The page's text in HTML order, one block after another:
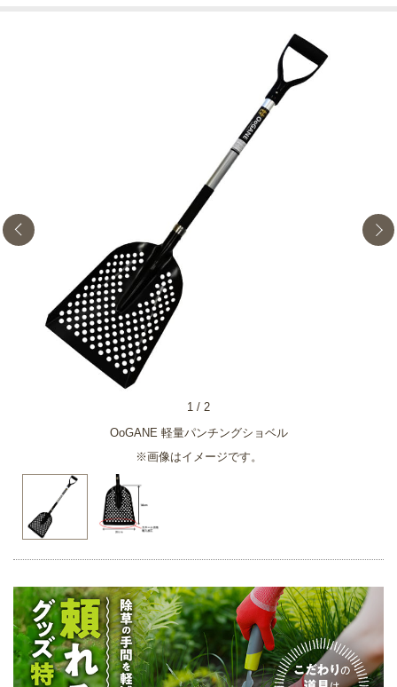
OoGANE 軽量パンチングショベル
※画像はイメージです。
1 / 2